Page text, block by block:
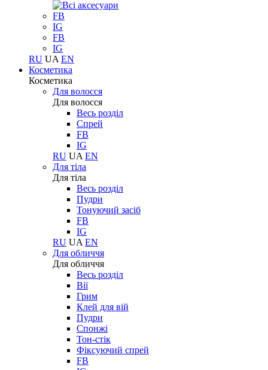
FB
IG
FB
IG
RU UA EN
Косметика
Косметика
Для волосся
Для волосся
Весь розділ
Спрей
FB
IG
RU UA EN
Для тіла
Для тіла
Весь розділ
Пудри
Тонуючий засіб
FB
IG
RU UA EN
Для обличчя
Для обличчя
Весь розділ
Вії
Грим
Клей для вій
Пудри
Спонжі
Тон-стік
Фіксуючий спрей
FB